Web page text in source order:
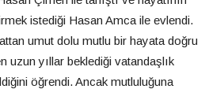
istediği Hasan Amca ile evlendi.
umut dolu mutlu bir hayata doğru
uzun yıllar beklediği vatandaşlık
öğrendi. Ancak mutluluğuna